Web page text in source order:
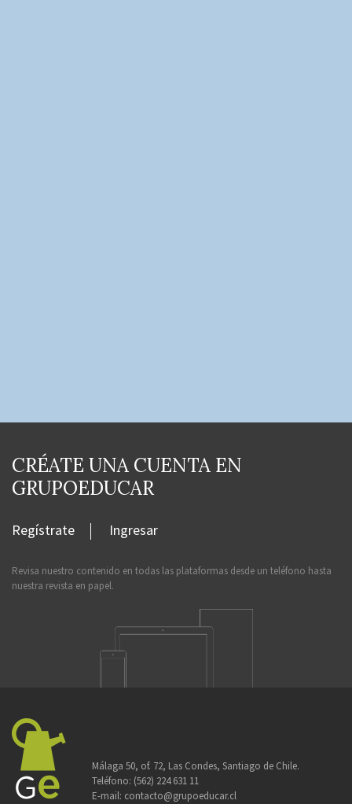
CRÉATE UNA CUENTA EN
GRUPOEDUCAR
Regístrate Ingresar
Revisa nuestro contenido en todas las plataformas desde un teléfono hasta
nuestra revista en papel.
Málaga 50, of. 72, Las Condes, Santiago de Chile.
Teléfono: (562) 224 631 11
E-mail: contacto@grupoeducar.cl